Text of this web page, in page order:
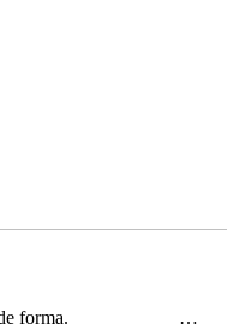
prende forma. …